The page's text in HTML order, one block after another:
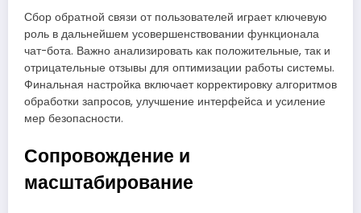
Сбор обратной связи от пользователей играет ключевую
роль в дальнейшем усовершенствовании функционала
чат-бота. Важно анализировать как положительные, так и
отрицательные отзывы для оптимизации работы системы.
Финальная настройка включает корректировку алгоритмов
обработки запросов, улучшение интерфейса и усиление
мер безопасности.
Сопровождение и
масштабирование